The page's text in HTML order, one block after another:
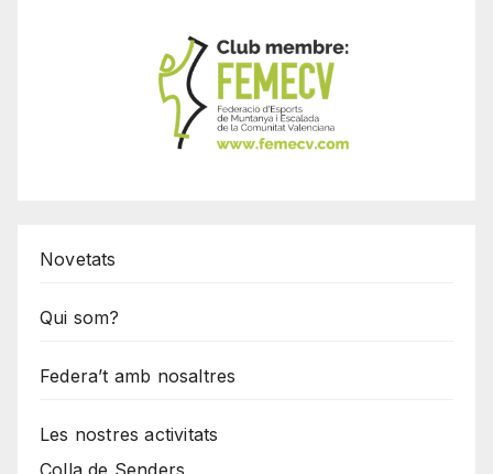
Novetats
Qui som?
Federa’t amb nosaltres
Les nostres activitats